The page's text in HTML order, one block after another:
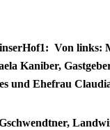
Von links:
Kaniber,
und Ehefrau